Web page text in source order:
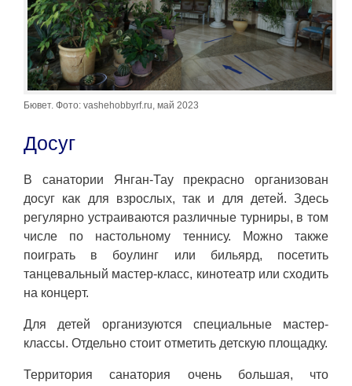
Бювет. Фото: vashehobbyrf.ru, май 2023
Досуг
В санатории Янган-Тау прекрасно организован
досуг как для взрослых, так и для детей. Здесь
регулярно устраиваются различные турниры, в том
числе по настольному теннису. Можно также
поиграть в боулинг или бильярд, посетить
танцевальный мастер-класс, кинотеатр или сходить
на концерт.
Для детей организуются специальные мастер-
классы. Отдельно стоит отметить детскую площадку.
Территория санатория очень большая, что